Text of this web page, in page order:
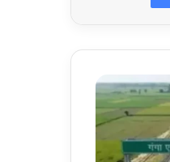
Link
Expressway:
नोएडा
एयरपोर्ट